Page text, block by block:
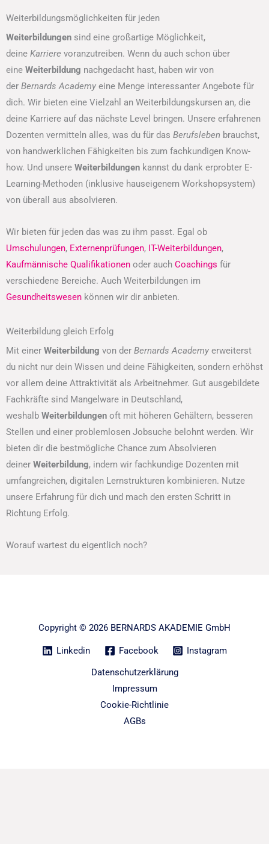
Weiterbildungsmöglichkeiten für jeden
Weiterbildungen sind eine großartige Möglichkeit,
deine Karriere voranzutreiben. Wenn du auch schon über
eine Weiterbildung nachgedacht hast, haben wir von
der Bernards Academy eine Menge interessanter Angebote für
dich. Wir bieten eine Vielzahl an Weiterbildungskursen an, die
deine Karriere auf das nächste Level bringen. Unsere erfahrenen
Dozenten vermitteln alles, was du für das Berufsleben brauchst,
von handwerklichen Fähigkeiten bis zum fachkundigen Know-
how. Und unsere Weiterbildungen kannst du dank erprobter E-
Learning-Methoden (inklusive hauseigenem Workshopsystem)
von überall aus absolvieren.
Wir bieten für jeden das was zu ihm passt. Egal ob
Umschulungen, Externenprüfungen, IT-Weiterbildungen,
Kaufmännische Qualifikationen oder auch Coachings für
verschiedene Bereiche. Auch Weiterbildungen im
Gesundheitswesen können wir dir anbieten.
Weiterbildung gleich Erfolg
Mit einer Weiterbildung von der Bernards Academy erweiterst
du nicht nur dein Wissen und deine Fähigkeiten, sondern erhöhst
vor allem deine Attraktivität als Arbeitnehmer. Gut ausgebildete
Fachkräfte sind Mangelware in Deutschland,
weshalb Weiterbildungen oft mit höheren Gehältern, besseren
Stellen und einer problemlosen Jobsuche belohnt werden. Wir
bieten dir die bestmögliche Chance zum Absolvieren
deiner Weiterbildung, indem wir fachkundige Dozenten mit
umfangreichen, digitalen Lernstrukturen kombinieren. Nutze
unsere Erfahrung für dich und mach den ersten Schritt in
Richtung Erfolg.
Worauf wartest du eigentlich noch?
Copyright © 2026 BERNARDS AKADEMIE GmbH
Linkedin Facebook
Instagram
Datenschutzerklärung
Impressum
Cookie-Richtlinie
AGBs